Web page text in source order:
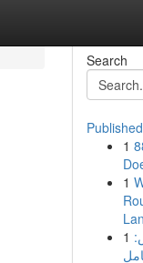
Search
1
1
1